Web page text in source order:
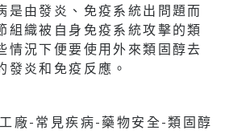
是由發炎、免疫系統出問題而
組織被自身免疫系統攻擊的類
情況下便要使用外來類固醇去
發炎和免疫反應。